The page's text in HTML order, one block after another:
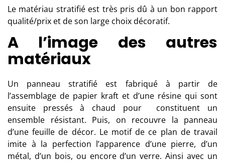
Le matériau stratifié est très pris dû à un bon rapport
qualité/prix et de son large choix décoratif.
A l’image des autres
matériaux
Un panneau stratifié est fabriqué à partir de
l’assemblage de papier kraft et d’une résine qui sont
ensuite pressés à chaud pour constituent un
ensemble résistant. Puis, on recouvre la panneau
d’une feuille de décor. Le motif de ce plan de travail
imite à la perfection l’apparence d’une pierre, d’un
métal, d’un bois, ou encore d’un verre. Ainsi avec un